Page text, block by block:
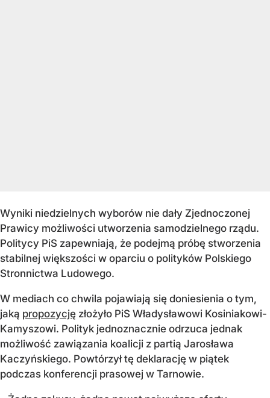
Wyniki niedzielnych wyborów nie dały Zjednoczonej
Prawicy możliwości utworzenia samodzielnego rządu.
Politycy PiS zapewniają, że podejmą próbę stworzenia
stabilnej większości w oparciu o polityków Polskiego
Stronnictwa Ludowego.
W mediach co chwila pojawiają się doniesienia o tym,
jaką propozycję złożyło PiS Władysławowi Kosiniakowi-
Kamyszowi. Polityk jednoznacznie odrzuca jednak
możliwość zawiązania koalicji z partią Jarosława
Kaczyńskiego. Powtórzył tę deklarację w piątek
podczas konferencji prasowej w Tarnowie.